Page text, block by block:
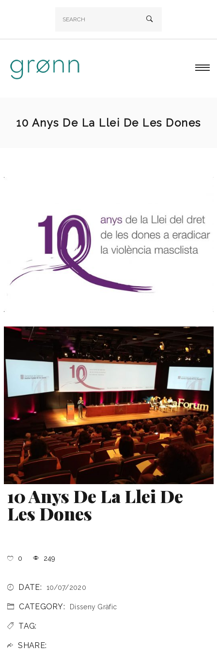
10 Anys De La Llei De Les Dones
10 Anys De La Llei De
Les Dones
0 249
DATE: 10/07/2020
CATEGORY: Disseny Gràfic
TAG:
SHARE: